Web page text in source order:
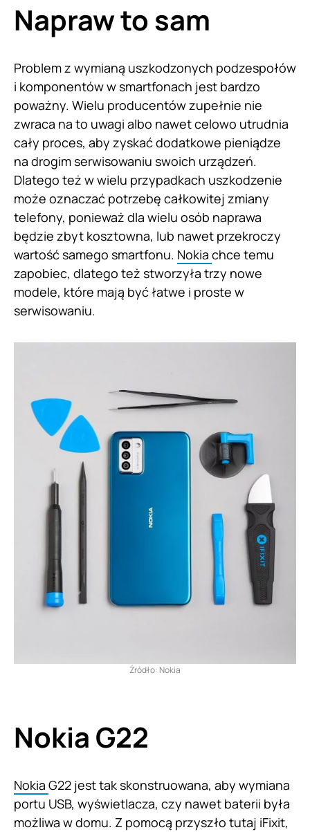
Napraw to sam
Problem z wymianą uszkodzonych podzespołów
i komponentów w smartfonach jest bardzo
poważny. Wielu producentów zupełnie nie
zwraca na to uwagi albo nawet celowo utrudnia
cały proces, aby zyskać dodatkowe pieniądze
na drogim serwisowaniu swoich urządzeń.
Dlatego też w wielu przypadkach uszkodzenie
może oznaczać potrzebę całkowitej zmiany
telefony, ponieważ dla wielu osób naprawa
będzie zbyt kosztowna, lub nawet przekroczy
wartość samego smartfonu. Nokia chce temu
zapobiec, dlatego też stworzyła trzy nowe
modele, które mają być łatwe i proste w
serwisowaniu.
Źródło: Nokia
Nokia G22
Nokia G22 jest tak skonstruowana, aby wymiana
portu USB, wyświetlacza, czy nawet baterii była
możliwa w domu. Z pomocą przyszło tutaj iFixit,